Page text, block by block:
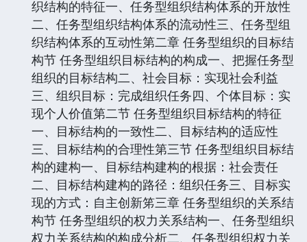
织结构的特征一、任务型组织结构体系的开放性
二、任务型组织结构体系的流动性三、任务型组
织结构体系的互动性第二章 任务型组织的目标结
构节 任务型组织目标结构的构成一、把握任务型
组织的目标结构二、社会目标：实现社会利益
三、组织目标：完成组织任务四、个体目标：实
现个人价值第二节 任务型组织目标结构的特征
一、目标结构的一致性二、目标结构的适应性
三、目标结构的合理性第三节 任务型组织目标结
构的建构一、目标结构建构的根据：社会责任
二、目标结构建构的路径：组织任务三、目标实
现的方式：自主创新笫三章 任务型组织的关系结
构节 任务型组织的权力关系结构一、任务型组织
权力关系结构的构成分析二、任务型组织权力关